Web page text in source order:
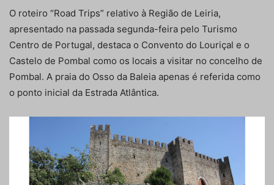
O roteiro “Road Trips” relativo à Região de Leiria,
apresentado na passada segunda-feira pelo Turismo
Centro de Portugal, destaca o Convento do Louriçal e o
Castelo de Pombal como os locais a visitar no concelho de
Pombal. A praia do Osso da Baleia apenas é referida como
o ponto inicial da Estrada Atlântica.